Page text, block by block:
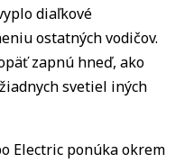
diaľkové
ostatných vodičov.
zapnú hneď, ako
svetiel iných
Electric ponúka okrem